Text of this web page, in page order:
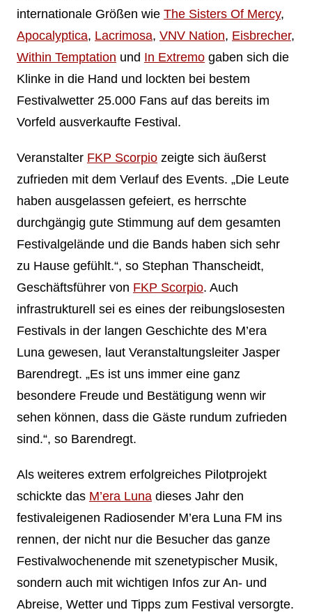
internationale Größen wie The Sisters Of Mercy,
Apocalyptica, Lacrimosa, VNV Nation, Eisbrecher,
Within Temptation und In Extremogaben sich die
Klinke in die Hand und lockten bei bestem
Festivalwetter 25.000 Fans auf das bereits im
Vorfeld ausverkaufte Festival.
Veranstalter FKP Scorpiozeigte sich äußerst
zufrieden mit dem Verlauf des Events. „Die Leute
haben ausgelassen gefeiert, es herrschte
durchgängig gute Stimmung auf dem gesamten
Festivalgelände und die Bands haben sich sehr
zu Hause gefühlt.“, so Stephan Thanscheidt,
Geschäftsführer von FKP Scorpio. Auch
infrastrukturell sei es eines der reibungslosesten
Festivals in der langen Geschichte des M’era
Luna gewesen, laut Veranstaltungsleiter Jasper
Barendregt. „Es ist uns immer eine ganz
besondere Freude und Bestätigung wenn wir
sehen können, dass die Gäste rundum zufrieden
sind.“, so Barendregt.
Als weiteres extrem erfolgreiches Pilotprojekt
schickte das M’era Lunadieses Jahr den
festivaleigenen Radiosender M’era Luna FM ins
rennen, der nicht nur die Besucher das ganze
Festivalwochenende mit szenetypischer Musik,
sondern auch mit wichtigen Infos zur An- und
Abreise, Wetter und Tipps zum Festival versorgte.